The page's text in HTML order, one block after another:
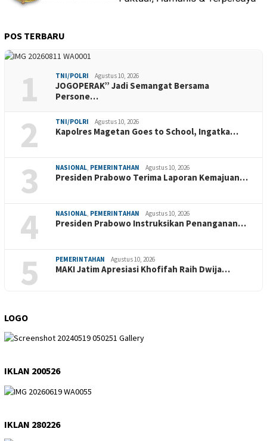
POS TERBARU
1 TNI/POLRI Agustus 10, 2026
JOGOPERAK” Jadi Semangat Bersama
Persone…
2 TNI/POLRI Agustus 10, 2026
Kapolres Magetan Goes to School, Ingatka…
3 NASIONAL, PEMERINTAHAN Agustus 10, 2026
Presiden Prabowo Terima Laporan Kemajuan…
4 NASIONAL, PEMERINTAHAN Agustus 10, 2026
Presiden Prabowo Instruksikan Penanganan…
5 PEMERINTAHAN Agustus 10, 2026
MAKI Jatim Apresiasi Khofifah Raih Dwija…
LOGO
IKLAN 200526
IKLAN 280226